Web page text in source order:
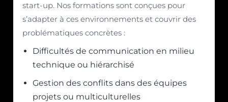
start-up. Nos formations sont conçues pour
s’adapter à ces environnements et couvrir des
problématiques concrètes :
Difficultés de communication en milieu
technique ou hiérarchisé
Gestion des conflits dans des équipes
projets ou multiculturelles